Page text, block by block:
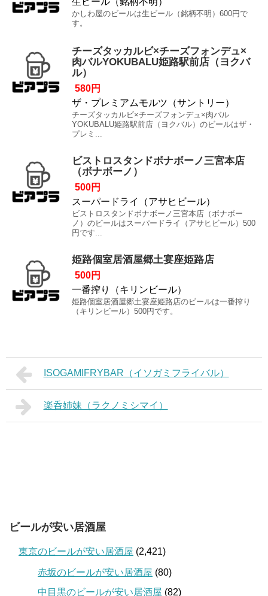
かしわ屋のビールは生ビール（銘柄不明）600円で
す。
チーズタッカルビ×チーズフォンデュ×
肉バルYOKUBALU姫路駅前店（ヨクバ
ル）
580円
ザ・プレミアムモルツ（サントリー）
チーズタッカルビ×チーズフォンデュ×肉バル
YOKUBALU姫路駅前店（ヨクバル）のビールはザ・
プレミ...
ビストロスタンドボナボーノ三宮本店
（ボナボーノ）
500円
スーパードライ（アサヒビール）
ビストロスタンドボナボーノ三宮本店（ボナボー
ノ）のビールはスーパードライ（アサヒビール）500
円です...
姫路個室居酒屋郷土宴座姫路店
500円
一番搾り（キリンビール）
姫路個室居酒屋郷土宴座姫路店のビールは一番搾り
（キリンビール）500円です。
ISOGAMIFRYBAR（イソガミフライバル）
楽呑姉妹（ラクノミシマイ）
ビールが安い居酒屋
東京のビールが安い居酒屋 (2,421)
赤坂のビールが安い居酒屋 (80)
中目黒のビールが安い居酒屋 (82)